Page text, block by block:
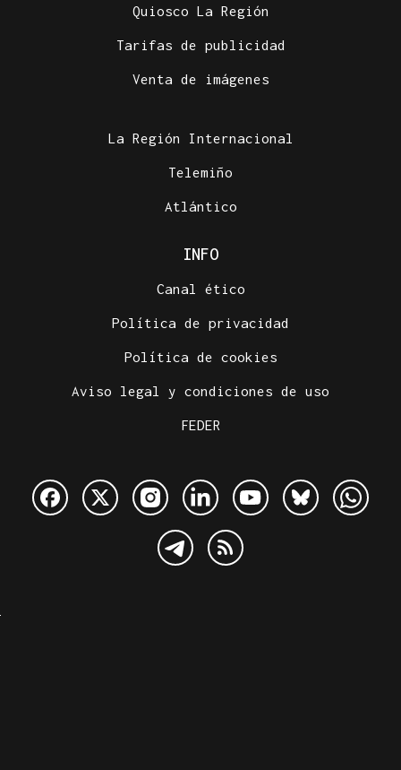
Quiosco La Región
Tarifas de publicidad
Venta de imágenes
La Región Internacional
Telemiño
Atlántico
INFO
Canal ético
Política de privacidad
Política de cookies
Aviso legal y condiciones de uso
FEDER